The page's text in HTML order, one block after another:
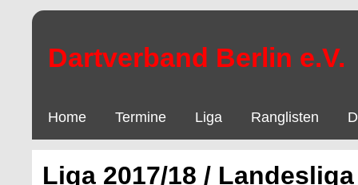
Dartverband Berlin e.V.
Home Termine Liga Ranglisten
Liga 2017/18 / Landesliga